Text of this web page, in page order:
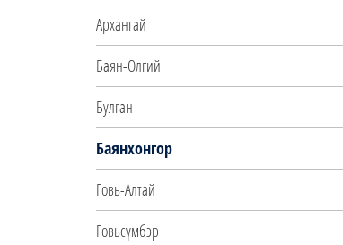
Архангай
Баян-Өлгий
Булган
Баянхонгор
Говь-Алтай
Говьсүмбэр